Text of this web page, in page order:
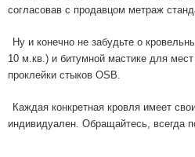
согласовав с продавцом метраж
Ну и конечно не забудьте о
10 м.кв.) и битумной мастике для
проклейки стыков ОSB.
Каждая конкретная кровля имеет
индивидуален. Обращайтесь, всегда